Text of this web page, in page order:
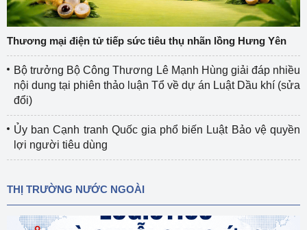
Thương mại điện tử tiếp sức tiêu thụ nhãn lồng Hưng Yên
Bộ trưởng Bộ Công Thương Lê Mạnh Hùng giải đáp nhiều
nội dung tại phiên thảo luận Tổ về dự án Luật Dầu khí (sửa
đổi)
Ủy ban Cạnh tranh Quốc gia phổ biến Luật Bảo vệ quyền
lợi người tiêu dùng
THỊ TRƯỜNG NƯỚC NGOÀI